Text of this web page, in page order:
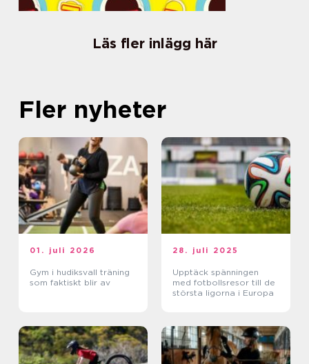
Läs fler inlägg här
Fler nyheter
01. juli 2026
Gym i hudiksvall träning
som faktiskt blir av
28. juli 2025
Upptäck spänningen
med fotbollsresor till de
största ligorna i Europa